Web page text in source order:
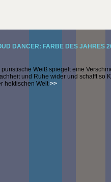
DANCER: FARBE DES JAHRES
puristische Weiß spiegelt eine
und Ruhe wider und schafft so
hektischen Welt>>